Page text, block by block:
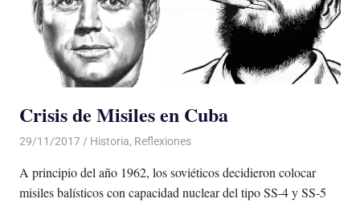
Crisis de Misiles en Cuba
29/11/2017 De todo un Poco
Historia, Reflexiones
A principio del año 1962, los soviéticos decidieron colocar
misiles balísticos con capacidad nuclear del tipo SS-4 y SS-5